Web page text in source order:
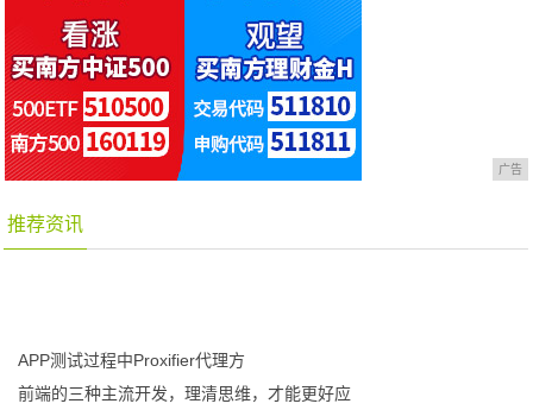
广告
推荐资讯
APP测试过程中Proxifier代理方
前端的三种主流开发，理清思维，才能更好应